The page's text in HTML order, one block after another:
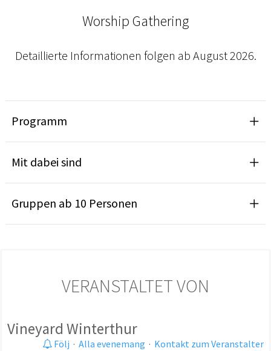
Worship Gathering
Detaillierte Informationen folgen ab August 2026.
Programm
Mit dabei sind
Gruppen ab 10 Personen
VERANSTALTET VON
Vineyard Winterthur
Följ · Alla evenemang · Kontakt zum Veranstalter